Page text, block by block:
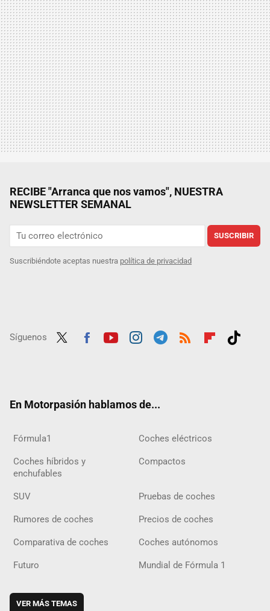
RECIBE "Arranca que nos vamos", NUESTRA
NEWSLETTER SEMANAL
SUSCRIBIR
Suscribiéndote aceptas nuestra política de privacidad
Síguenos
En Motorpasión hablamos de...
Fórmula1 Coches eléctricos
Coches híbridos y
enchufables
Compactos
SUV Pruebas de coches
Rumores de coches Precios de coches
Comparativa de coches Coches autónomos
Futuro Mundial de Fórmula 1
VER MÁS TEMAS